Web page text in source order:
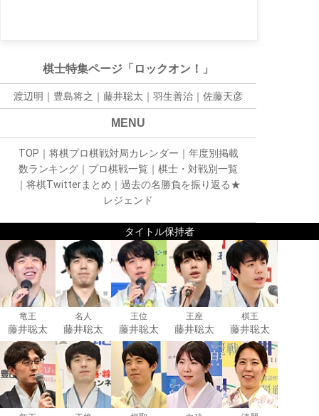
棋士特集ページ「ロックオン！」
渡辺明｜ 豊島将之 ｜ 藤井聡太 ｜ 羽生善治 ｜ 佐藤天彦
MENU
TOP ｜ 将棋プロ棋戦対局カレンダー ｜ 年度別掲載
数ランキング ｜ プロ棋戦一覧 ｜ 棋士・対戦別一覧
｜ 将棋Twitterまとめ ｜ 過去の名勝負を振り返る★
レジェンド
タイトル保持者
竜王
藤井聡太
名人
藤井聡太
王位
藤井聡太
王座
藤井聡太
棋王
藤井聡太